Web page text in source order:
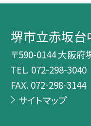
堺市立赤坂台
〒590-0144 大阪
TEL. 072-298-3040
FAX. 072-298-3144
サイトマップ